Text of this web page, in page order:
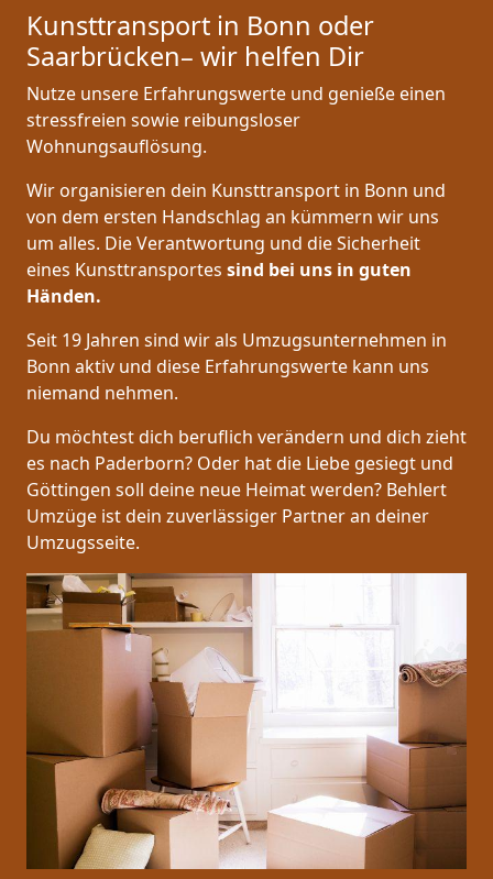
Kunsttransport in Bonn oder
Saarbrücken– wir helfen Dir
Nutze unsere Erfahrungswerte und genieße einen
stressfreien sowie reibungsloser
Wohnungsauflösung.
Wir organisieren dein Kunsttransport in Bonn und
von dem ersten Handschlag an kümmern wir uns
um alles. Die Verantwortung und die Sicherheit
eines Kunsttransportes sind bei uns in guten
Händen.
Seit 19 Jahren sind wir als Umzugsunternehmen in
Bonn aktiv und diese Erfahrungswerte kann uns
niemand nehmen.
Du möchtest dich beruflich verändern und dich zieht
es nach Paderborn? Oder hat die Liebe gesiegt und
Göttingen soll deine neue Heimat werden? Behlert
Umzüge ist dein zuverlässiger Partner an deiner
Umzugsseite.